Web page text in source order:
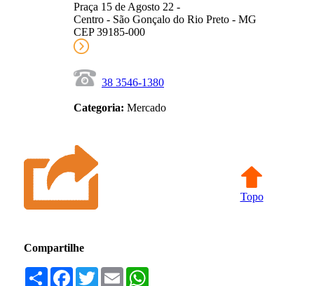
Praça 15 de Agosto 22 -
Centro - São Gonçalo do Rio Preto - MG
CEP 39185-000
38 3546-1380
Categoria: Mercado
Topo
Compartilhe
Compartilhar
Facebook
TwitterEmail